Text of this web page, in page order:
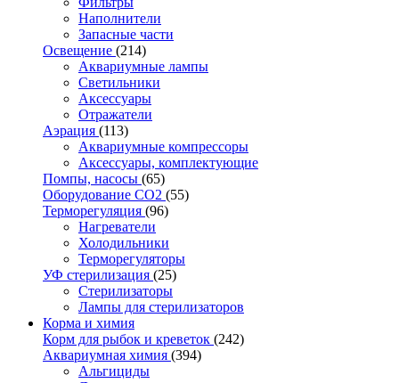
Наполнители
Запасные части
Освещение (214)
Аквариумные лампы
Светильники
Аксессуары
Отражатели
Аэрация (113)
Аквариумные компрессоры
Аксессуары, комплектующие
Помпы, насосы (65)
Оборудование CO2 (55)
Терморегуляция (96)
Нагреватели
Холодильники
Терморегуляторы
УФ стерилизация (25)
Стерилизаторы
Лампы для стерилизаторов
Корма и химия
Корм для рыбок и креветок (242)
Аквариумная химия (394)
Альгициды